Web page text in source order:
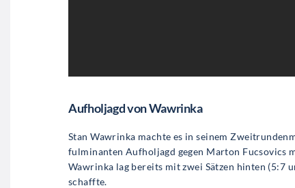
Aufholjagd von Wawrinka
Stan Wawrinka machte es in seinem
fulminanten Aufholjagd gegen Marton Fucsovics
Wawrinka lag bereits mit zwei Sätzen hinten (5:7
schaffte.